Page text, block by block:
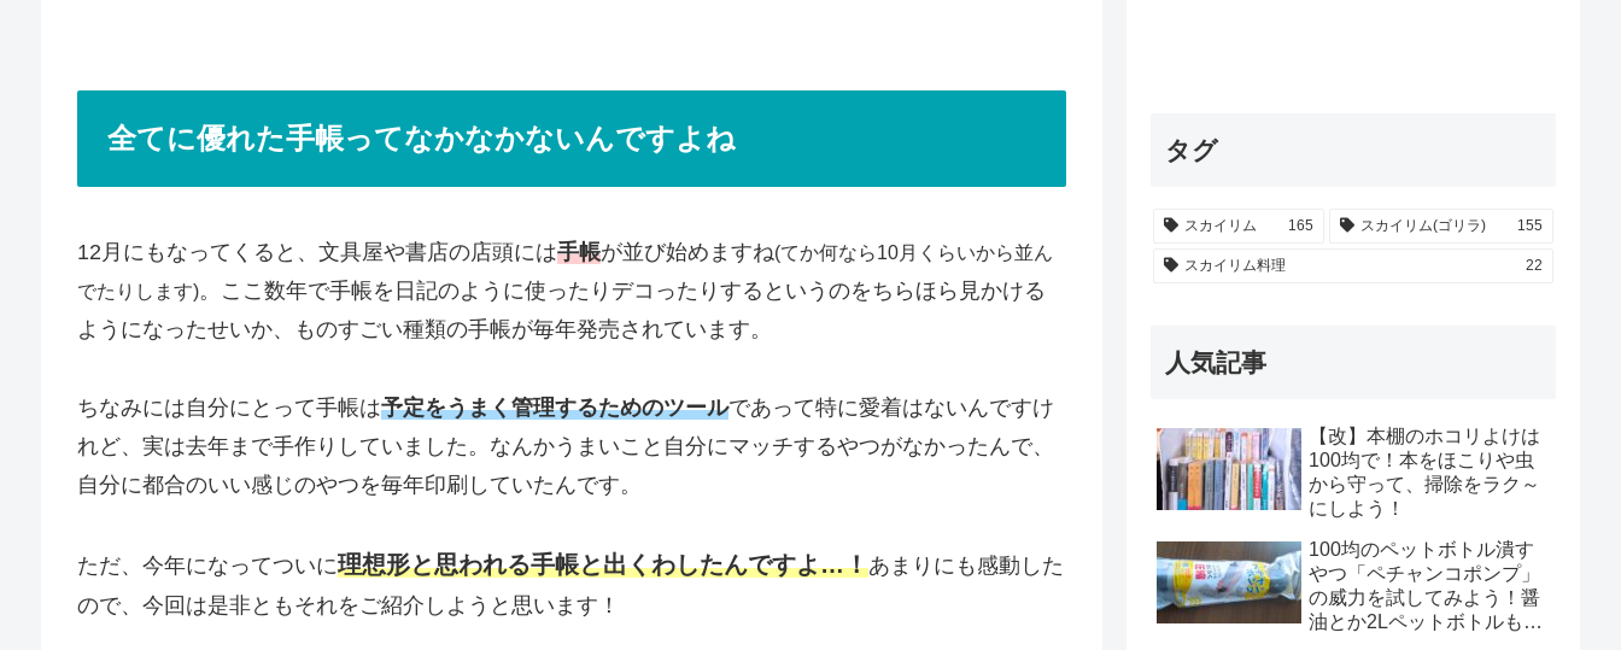
全てに優れた手帳ってなかなかないんですよね
12月にもなってくると、文具屋や書店の店頭には手帳が並び始めますね(てか何なら10月くらいから並ん
でたりします)。ここ数年で手帳を日記のように使ったりデコったりするというのをちらほら見かける
ようになったせいか、ものすごい種類の手帳が毎年発売されています。
ちなみには自分にとって手帳は予定をうまく管理するためのツールであって特に愛着はないんですけ
れど、実は去年まで手作りしていました。なんかうまいこと自分にマッチするやつがなかったんで、
自分に都合のいい感じのやつを毎年印刷していたんです。
ただ、今年になってついに理想形と思われる手帳と出くわしたんですよ…！あまりにも感動した
ので、今回は是非ともそれをご紹介しようと思います！
タグ
スカイリム 165 スカイリム(ゴリラ) 155
スカイリム料理 22
人気記事
【改】本棚のホコリよけは
100均で！本をほこりや虫
から守って、掃除をラク～
にしよう！
100均のペットボトル潰す
やつ「ペチャンコポンプ」
の威力を試してみよう！醤
油とか2Lペットボトルもい